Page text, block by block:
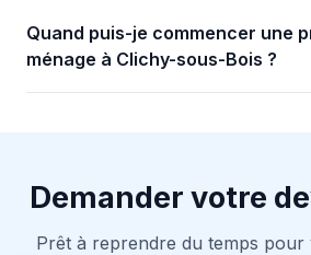
Quand puis-je commencer une
ménage à Clichy-sous-Bois ?
Demander votre
Prêt à reprendre du temps pour